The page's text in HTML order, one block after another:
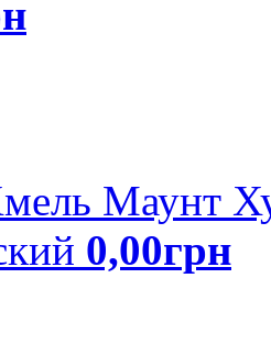
Маунт
0,00грн